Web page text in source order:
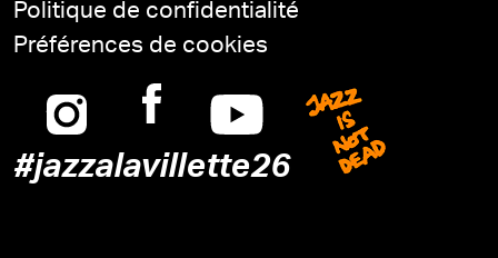
Politique de confidentialité
Préférences de cookies
Instagram
FacebookYoutube
#jazzalavillette26
Jazz is